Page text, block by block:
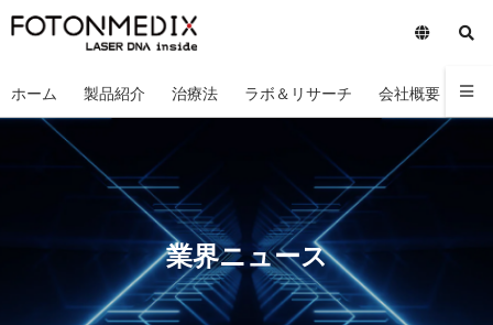
ホーム 製品紹介 治療法 ラボ＆リサーチ 会社概要 お
業界ニュース